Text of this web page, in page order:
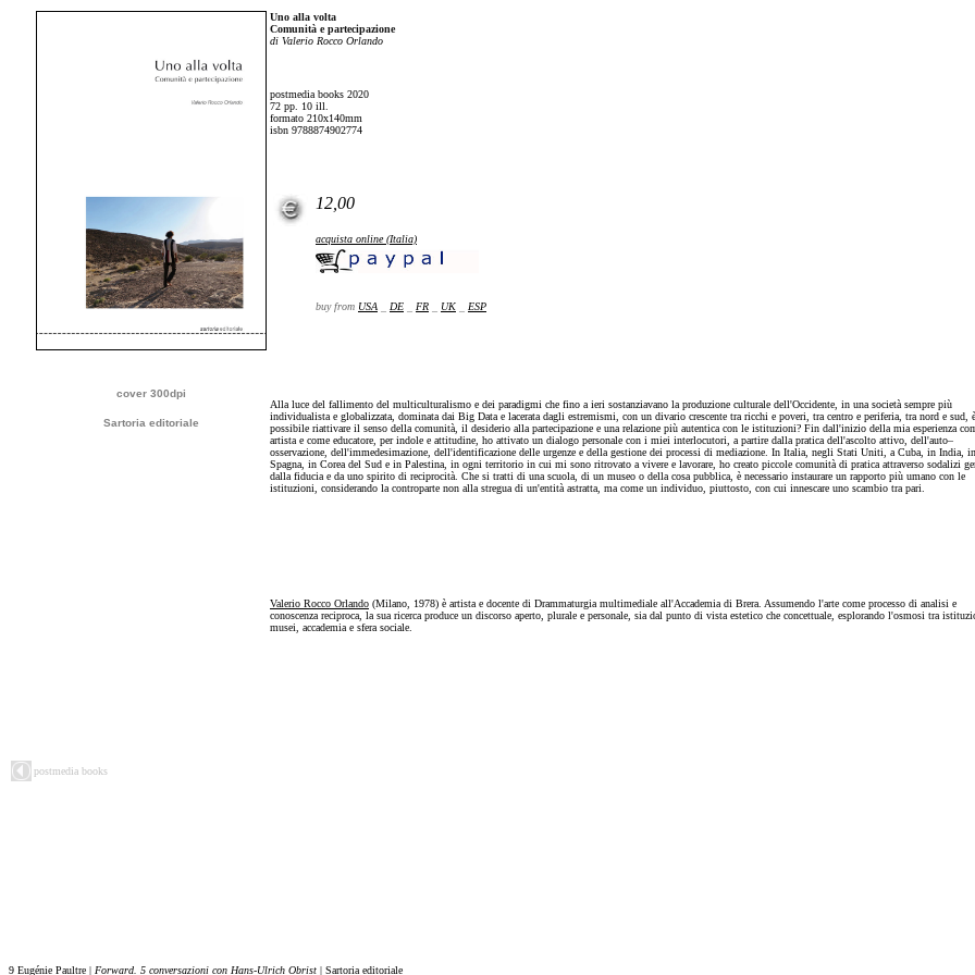
cover 300dpi
Sartoria editoriale
Uno alla volta
Comunità e partecipazione
di Valerio Rocco Orlando
postmedia books 2020
72 pp. 10 ill.
formato 210x140mm
isbn 9788874902774
12,00
acquista online (Italia)
buy from USA DE FR UK ESP
Alla luce del fallimento del multiculturalismo e dei paradigmi che fino a ieri sostanziavano la produzione culturale dell'Occidente, in una società sempre più
individualista e globalizzata, dominata dai Big Data e lacerata dagli estremismi, con un divario crescente tra ricchi e poveri, tra centro e periferia, tra nord e sud, è
possibile riattivare il senso della comunità, il desiderio alla partecipazione e una relazione più autentica con le istituzioni? Fin dall'inizio della mia esperienza
artista e come educatore, per indole e attitudine, ho attivato un dialogo personale con i miei interlocutori, a partire dalla pratica dell'ascolto attivo, dell'auto–
osservazione, dell'immedesimazione, dell'identificazione delle urgenze e della gestione dei processi di mediazione. In Italia, negli Stati Uniti, a Cuba, in India, in
Spagna, in Corea del Sud e in Palestina, in ogni territorio in cui mi sono ritrovato a vivere e lavorare, ho creato piccole comunità di pratica attraverso sodalizi
dalla fiducia e da uno spirito di reciprocità. Che si tratti di una scuola, di un museo o della cosa pubblica, è necessario instaurare un rapporto più umano con le
istituzioni, considerando la controparte non alla stregua di un'entità astratta, ma come un individuo, piuttosto, con cui innescare uno scambio tra pari.
postmedia books
Valerio Rocco Orlando (Milano, 1978) è artista e docente di Drammaturgia multimediale all'Accademia di Brera. Assumendo l'arte come processo di analisi e
conoscenza reciproca, la sua ricerca produce un discorso aperto, plurale e personale, sia dal punto di vista estetico che concettuale, esplorando l'osmosi tra
musei, accademia e sfera sociale.
9 Eugénie Paultre | Forward. 5 conversazioni con Hans-Ulrich Obrist | Sartoria editoriale